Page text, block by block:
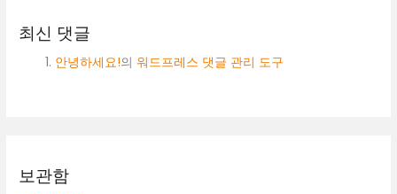
최신 댓글
안녕하세요!의워드프레스 댓글 관리 도구
보관함